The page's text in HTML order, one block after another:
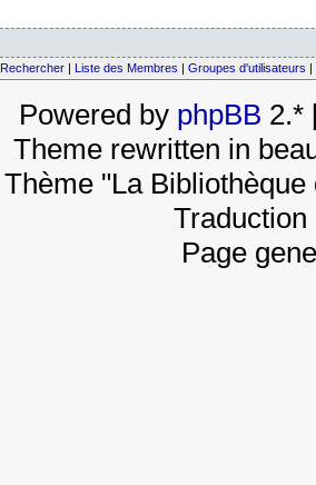
Rechercher | Liste des Membres | Groupes d'utilisateurs |
Powered by phpBB 2.*
Theme rewritten in
Thème "La
Page